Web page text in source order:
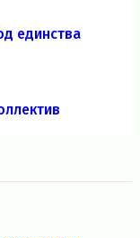
единства